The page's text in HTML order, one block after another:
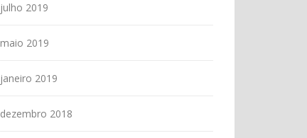
julho 2019
maio 2019
janeiro 2019
dezembro 2018